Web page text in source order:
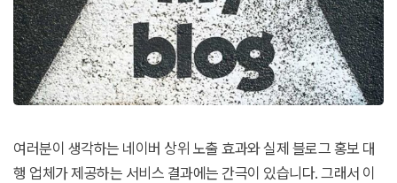
여러분이 생각하는 네이버 상위 노출 효과와 실제 블로그 홍보 대
행 업체가 제공하는 서비스 결과에는 간극이 있습니다. 그래서 이